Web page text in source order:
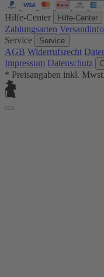
Hilfe-Center Hilfe-Center
Zahlungsarten
Service
Service
AGB Widerrufsrecht
Impressum Datenschutz
* Preisangaben inkl.